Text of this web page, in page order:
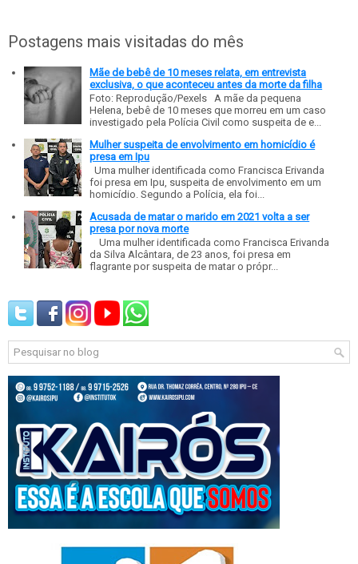
Postagens mais visitadas do mês
Mãe de bebê de 10 meses relata, em entrevista
exclusiva, o que aconteceu antes da morte da filha
Foto: Reprodução/Pexels A mãe da pequena
Helena, bebê de 10 meses que morreu em um caso
investigado pela Polícia Civil como suspeita de e...
Mulher suspeita de envolvimento em homicídio é
presa em Ipu
Uma mulher identificada como Francisca Erivanda
foi presa em Ipu, suspeita de envolvimento em um
homicídio. Segundo a Polícia, ela foi...
Acusada de matar o marido em 2021 volta a ser
presa por nova morte
Uma mulher identificada como Francisca Erivanda
da Silva Alcântara, de 23 anos, foi presa em
flagrante por suspeita de matar o própr...